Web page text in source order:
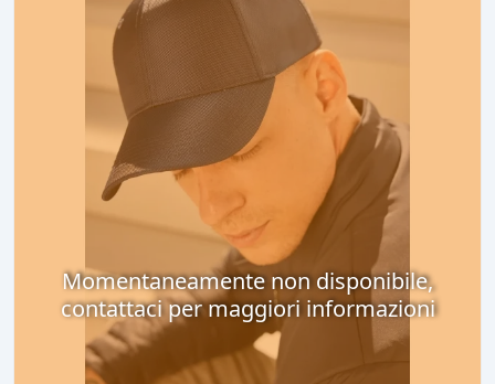
Momentaneamente non disponibile,
contattaci per maggiori informazioni